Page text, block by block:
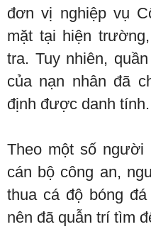
đơn vị nghiệp vụ
mặt tại hiện
tra. Tuy nhiên,
của nạn nhân đã
định được danh tính.
Theo một số
cán bộ công an,
thua cá độ bóng
nên đã quẫn trí tìm